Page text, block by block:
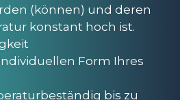
(können) und deren
konstant hoch ist.
Form Ihres
bis zu